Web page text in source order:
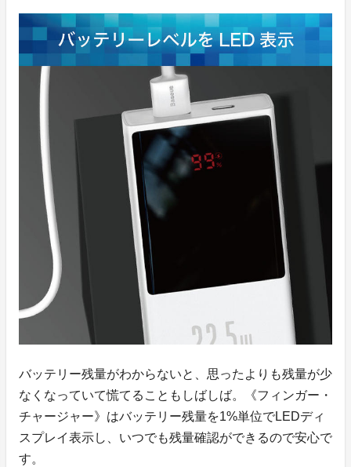
バッテリー残量がわからないと、思ったよりも残量が少
なくなっていて慌てることもしばしば。《フィンガー・
チャージャー》はバッテリー残量を1%単位でLEDディ
スプレイ表示し、いつでも残量確認ができるので安心で
す。